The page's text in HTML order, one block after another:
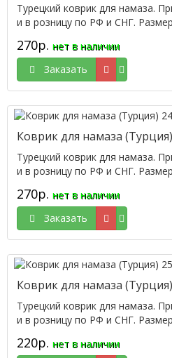
Турецкий коврик для намаза.
и в розницу по РФ и СНГ.
270р. нет в наличии
Заказать
Коврик для намаза
Турецкий коврик для намаза.
и в розницу по РФ и СНГ.
270р. нет в наличии
Заказать
Коврик для намаза
Турецкий коврик для намаза.
и в розницу по РФ и СНГ.
220р. нет в наличии